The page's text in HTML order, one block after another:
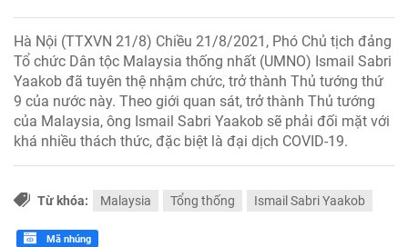
Hà Nội (TTXVN 21/8) Chiều 21/8/2021, Phó Chủ tịch đảng
Tổ chức Dân tộc Malaysia thống nhất (UMNO) Ismail Sabri
Yaakob đã tuyên thệ nhậm chức, trở thành Thủ tướng thứ
9 của nước này. Theo giới quan sát, trở thành Thủ tướng
của Malaysia, ông Ismail Sabri Yaakob sẽ phải đối mặt với
khá nhiều thách thức, đặc biệt là đại dịch COVID-19.
Từ khóa: Malaysia Tổng thống Ismail Sabri Yaakob
Mã nhúng